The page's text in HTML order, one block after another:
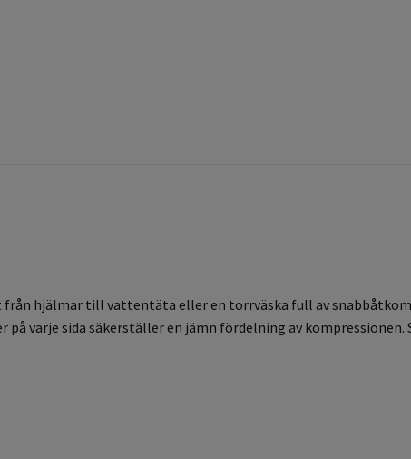
hjälmar till vattentäta eller en torrväska full av
på varje sida säkerställer en jämn fördelning av